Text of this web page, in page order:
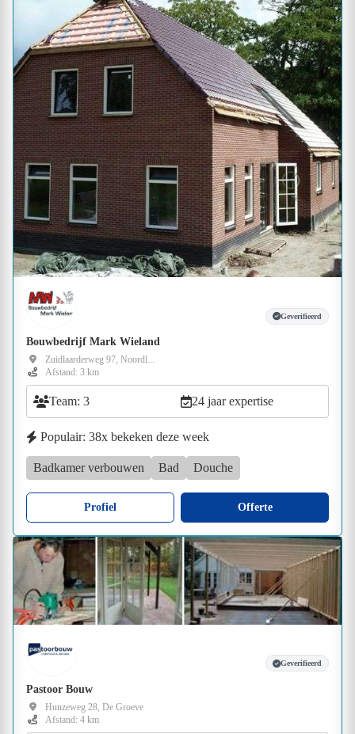
Geverifieerd
Bouwbedrijf Mark Wieland
Zuidlaarderweg 97, Noordl...
Afstand: 3 km
Team: 3 24 jaar expertise
Populair: 38x bekeken deze week
Badkamer verbouwen Bad Douche
Profiel Offerte
Geverifieerd
Pastoor Bouw
Hunzeweg 28, De Groeve
Afstand: 4 km